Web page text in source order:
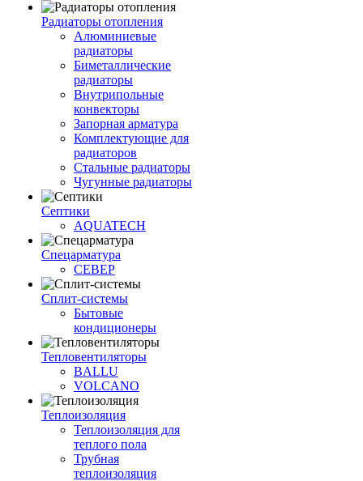
Радиаторы отопления
Алюминиевые
радиаторы
Биметаллические
радиаторы
Внутрипольные
конвекторы
Запорная арматура
Комплектующие для
радиаторов
Стальные радиаторы
Чугунные радиаторы
Септики
AQUATECH
Спецарматура
СЕВЕР
Сплит-системы
Бытовые
кондиционеры
Тепловентиляторы
BALLU
VOLCANO
Теплоизоляция
Теплоизоляция для
теплого пола
Трубная
теплоизоляция